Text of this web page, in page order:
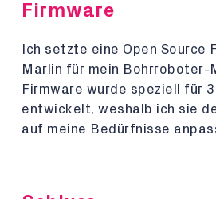
Firmware
Ich setzte eine Open Source
Marlin für mein Bohrroboter-
Firmware wurde speziell für
entwickelt, weshalb ich sie
auf meine Bedürfnisse